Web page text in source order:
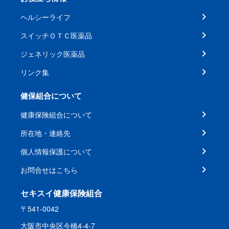
ヘルシーライフ
スイッチＯＴＣ医薬品
ジェネリック医薬品
リンク集
健保組合について
健康保険組合について
所在地・連絡先
個人情報保護について
お問合せはこちら
セキスイ健康保険組合
〒541-0042
大阪市中央区今橋4-4-7